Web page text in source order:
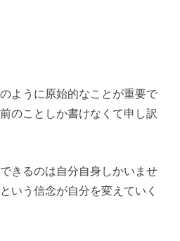
ように原始的なことが重要で
のことしか書けなくて申し訳
きるのは自分自身しかいませ
いう信念が自分を変えていく